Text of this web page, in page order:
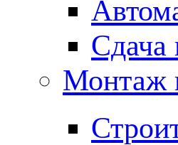
Сдача
Монтаж